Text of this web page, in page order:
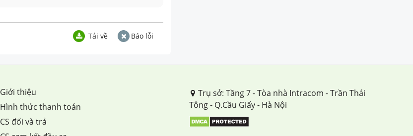
Tải về Báo lỗi
Giới thiệu
Hình thức thanh toán
CS đổi và trả
Trụ sở: Tầng 7 - Tòa nhà Intracom - Trần Thái
Tông - Q.Cầu Giấy - Hà Nội